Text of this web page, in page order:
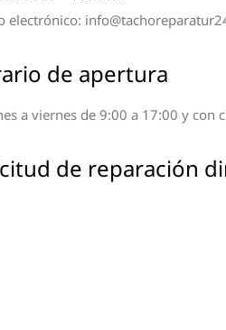
y
Componentes
electrónico:
de apertura
a viernes de 9:00 a 17:00 y con
de reparación